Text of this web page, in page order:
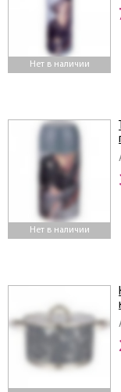
Нет в наличии
Нет в наличии